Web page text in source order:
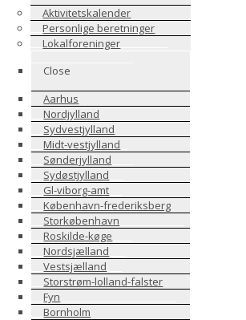
Aktivitetskalender
Personlige beretninger
Lokalforeninger
Close
Aarhus
Nordjylland
Sydvestjylland
Midt-vestjylland
Sønderjylland
Sydøstjylland
Gl-viborg-amt
København-frederiksberg
Storkøbenhavn
Roskilde-køge
Nordsjælland
Vestsjælland
Storstrøm-lolland-falster
Fyn
Bornholm